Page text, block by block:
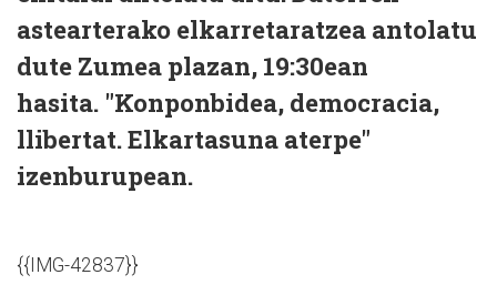
astearterako elkarretaratzea antolatu
dute Zumea plazan, 19:30ean
hasita. "Konponbidea, democracia,
llibertat. Elkartasuna aterpe"
izenburupean.
{{IMG-42837}}